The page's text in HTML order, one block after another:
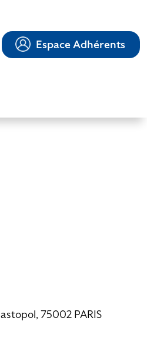
Espace Adhérents
75002 PARIS